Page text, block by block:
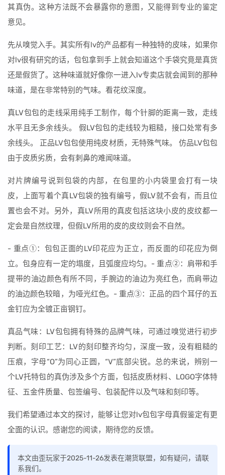
其真伪。这种方法既不会暴露你的意图，又能得到专业的鉴定
意见。
先从嗅觉入手。其实所有lv的产品都有一种独特的皮味，如果你
对lv很有研究的话，包包拿到手上就会知道这个手袋究竟是真货
还是假货了。这种味道就好像你一进入lv专卖店就会闻到的那种
味道，是在非常特别的气味。看花纹深度。
真LV包包的走线采用纯手工制作，每个针脚的距离一致，走线
水平且无多余线头。 假LV包包的走线较为粗糙，接口处常有多
余线头。 正品LV包包使用纯皮材质，无特殊气味。 仿品LV包包
由于皮质劣质，会有刺鼻的难闻味道。
对片牌编号说到包袋的内部，在包里的小内袋里会打有一块
皮，上面写着个真LV包袋的独有编号，假LV就不会有，而且位
置也会不对。另外，真LV所用的真皮包括这块小皮的皮纹都一
定会是自然纹理，但假LV所用的皮的皮纹则会不自然。
- 重点①：包包正面的LV印花应为正立，而反面的印花应为倒
立。包身应有一定的塌度，且弧度应均匀。- 重点②：肩带和手
提带的油边颜色有所不同，手腕边的油边为亮红色，而肩带边
的油边颜色较暗，为哑光红色。- 重点③：正品的四个耳仔的五
金钉应为全镀正亩钢钉。
真品气味：LV包包拥有特殊的品牌气味，可通过嗅觉进行初步
判断。刻印工艺：LV的刻印整齐均匀，深度一致，没有粗糙的
压痕，字母“O”为同心正圆，“V”底部尖锐。总的来说，辨别一
个LV托特包的真伪涉及多个方面，包括皮质材料、LOGO字体特
征、五金件质量、包签编号、包装配件以及气味和刻印等。
我们希望通过本文的探讨，能够让您对lv包包字母真假鉴定有更
全面的认识。感谢您的阅读，期待您的反馈。
本文由歪玩家于2025-11-26发表在潮货联盟，如有疑问，请联
系我们。